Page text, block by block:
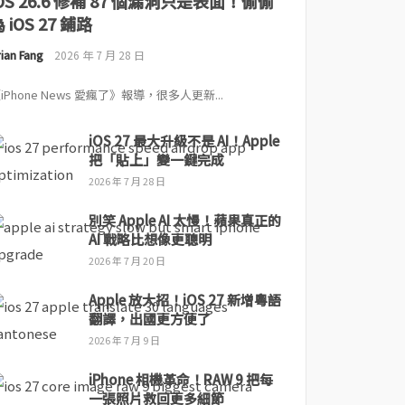
iOS 27 鋪路
Fang 2026 年 7 月 28 日
iPhone News 愛瘋了》報導，很多人更新...
iOS 27 最大升級不是 AI！Apple
把「貼上」變一鍵完成
2026 年 7 月 28 日
別笑 Apple AI 太慢！蘋果真正的
AI 戰略比想像更聰明
2026 年 7 月 20 日
Apple 放大招！iOS 27 新增粵語
翻譯，出國更方便了
2026 年 7 月 9 日
iPhone 相機革命！RAW 9 把每
一張照片救回更多細節